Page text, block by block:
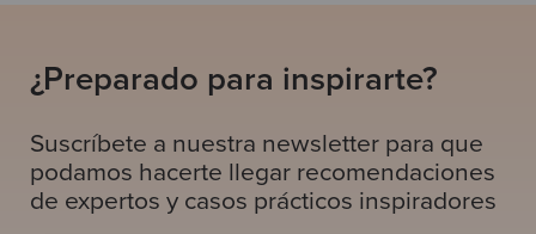
¿Preparado para inspirarte?
Suscríbete a nuestra newsletter para que
podamos hacerte llegar recomendaciones
de expertos y casos prácticos inspiradores